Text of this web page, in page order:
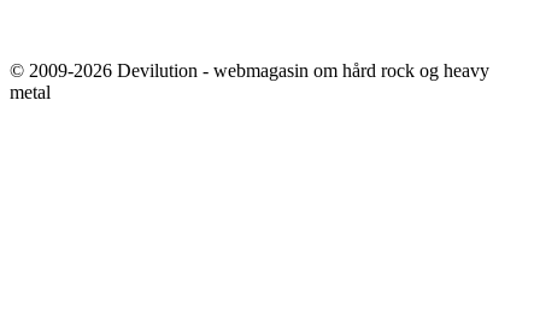
© 2009-2026 Devilution - webmagasin om hård rock og heavy
metal